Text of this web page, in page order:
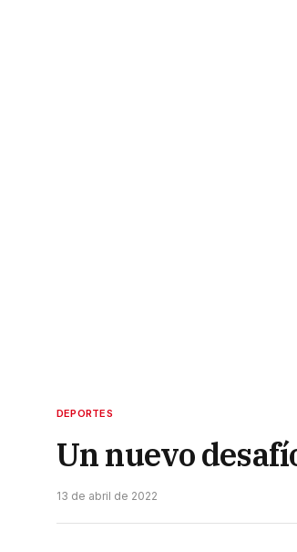
DEPORTES
Un nuevo
13 de abril de 2022